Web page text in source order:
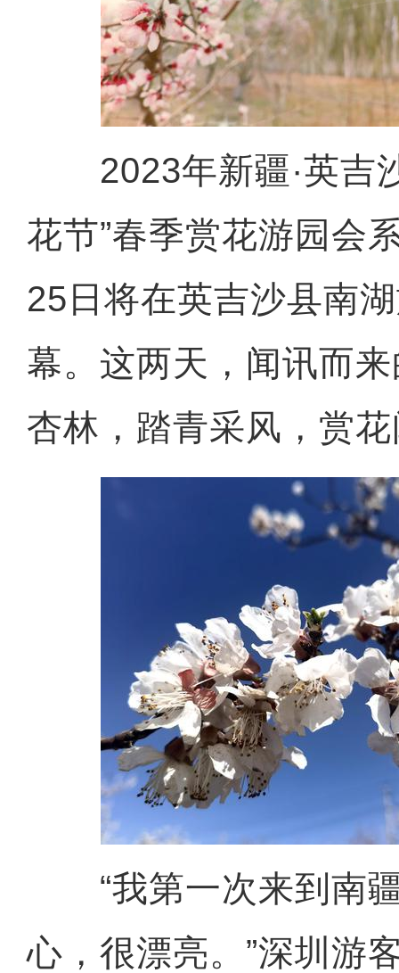
2023年新疆·英吉
花节”春季赏花游园会
25日将在英吉沙县南
幕。这两天，闻讯而
杏林，踏青采风，赏
“我第一次来到南疆
心，很漂亮。”深圳游